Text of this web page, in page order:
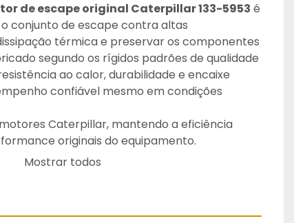
de escape original Caterpillar 133-5953 é
conjunto de escape contra altas
térmica e preservar os componentes
segundo os rígidos padrões de qualidade
ao calor, durabilidade e encaixe
confiável mesmo em condições
Caterpillar, mantendo a eficiência
originais do equipamento.
da peça.
Mostrar todos